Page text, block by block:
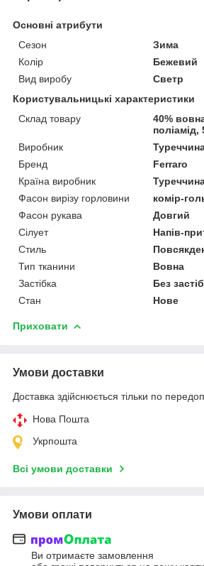
Основні атрибути
Сезон
Зима
Колір
Бежевий
Вид виробу
Светр
Користувальницькі характеристики
Склад товару
40%
поліамід,
Виробник
Бренд
Ferraro
Країна виробник
Фасон вирізу горловини
комір-
Фасон рукава
Довгий
Сілует
Напів-
Стиль
Тип тканини
Вовна
Застібка
Без
Стан
Нове
Приховати
Умови доставки
Доставка здійснюється тільки по
Нова Пошта
Укрпошта
Всі умови доставки
Умови оплати
Ви отримаєте замовлення